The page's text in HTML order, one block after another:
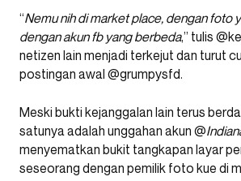
“Nemu nih di market place, dengan foto
dengan akun fb yang berbeda,” tulis
netizen lain menjadi terkejut dan turut
postingan awal @grumpysfd.
Meski bukti kejanggalan lain terus
satunya adalah unggahan akun @
menyematkan bukit tangkapan layar
seseorang dengan pemilik foto kue di